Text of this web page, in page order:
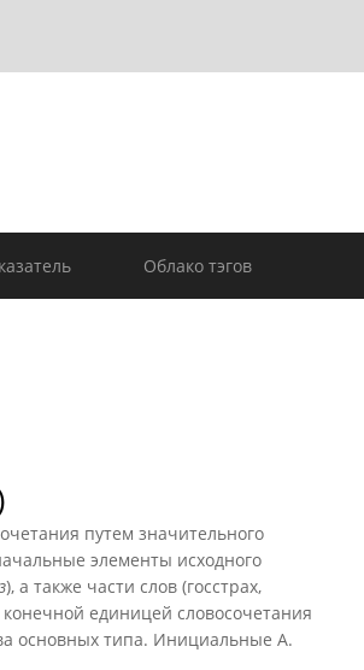
Облако тэгов
путем значительного
элементы исходного
), а также части слов (госстрах,
единицей словосочетания
основных типа. Инициальные А.